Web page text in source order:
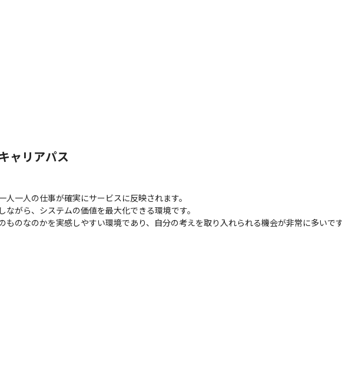
ャリアパス
人一人の仕事が確実にサービスに反映されます。
ながら、システムの価値を最大化できる環境です。
ものなのかを実感しやすい環境であり、自分の考えを取り入れられる機会が非常に多いです